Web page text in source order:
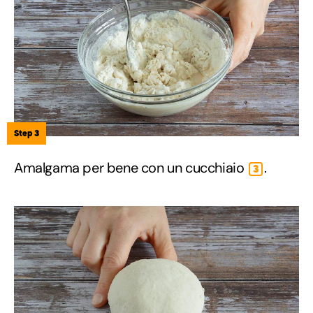
Step 3
Amalgama per bene con un cucchiaio 3 .